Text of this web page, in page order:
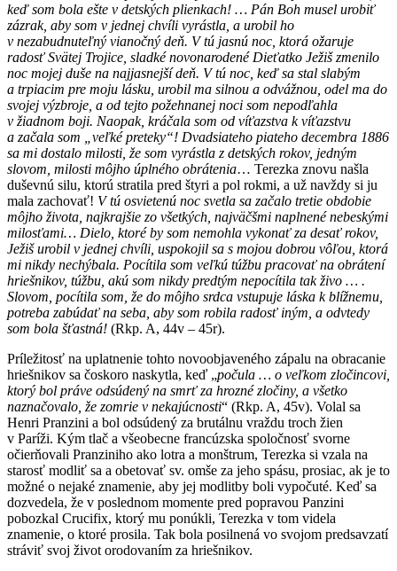
keď som bola ešte v detských plienkach! … Pán Boh musel urobiť
zázrak, aby som v jednej chvíli vyrástla, a urobil ho
v nezabudnuteľný vianočný deň. V tú jasnú noc, ktorá ožaruje
radosť Svätej Trojice, sladké novonarodené Dieťatko Ježiš zmenilo
noc mojej duše na najjasnejší deň. V tú noc, keď sa stal slabým
a trpiacim pre moju lásku, urobil ma silnou a odvážnou, odel ma do
svojej výzbroje, a od tejto požehnanej noci som nepodľahla
v žiadnom boji. Naopak, kráčala som od víťazstva k víťazstvu
a začala som „veľké preteky“! Dvadsiateho piateho decembra 1886
sa mi dostalo milosti, že som vyrástla z detských rokov, jedným
slovom, milosti môjho úplného obrátenia… Terezka znovu našla
duševnú silu, ktorú stratila pred štyri a pol rokmi, a už navždy si ju
mala zachovať! V tú osvietenú noc svetla sa začalo tretie obdobie
môjho života, najkrajšie zo všetkých, najväčšmi naplnené nebeskými
milosťami… Dielo, ktoré by som nemohla vykonať za desať rokov,
Ježiš urobil v jednej chvíli, uspokojil sa s mojou dobrou vôľou, ktorá
mi nikdy nechýbala. Pocítila som veľkú túžbu pracovať na obrátení
hriešnikov, túžbu, akú som nikdy predtým nepocítila tak živo … .
Slovom, pocítila som, že do môjho srdca vstupuje láska k blížnemu,
potreba zabúdať na seba, aby som robila radosť iným, a odvtedy
som bola šťastná! (Rkp. A, 44v – 45r).
Príležitosť na uplatnenie tohto novoobjaveného zápalu na obracanie
hriešnikov sa čoskoro naskytla, keď „počula … o veľkom zločincovi,
ktorý bol práve odsúdený na smrť za hrozné zločiny, a všetko
naznačovalo, že zomrie v nekajúcnosti“ (Rkp. A, 45v). Volal sa
Henri Pranzini a bol odsúdený za brutálnu vraždu troch žien
v Paríži. Kým tlač a všeobecne francúzska spoločnosť svorne
očierňovali Pranziniho ako lotra a monštrum, Terezka si vzala na
starosť modliť sa a obetovať sv. omše za jeho spásu, prosiac, ak je to
možné o nejaké znamenie, aby jej modlitby boli vypočuté. Keď sa
dozvedela, že v poslednom momente pred popravou Panzini
pobozkal Crucifix, ktorý mu ponúkli, Terezka v tom videla
znamenie, o ktoré prosila. Tak bola posilnená vo svojom predsavzatí
stráviť svoj život orodovaním za hriešnikov.